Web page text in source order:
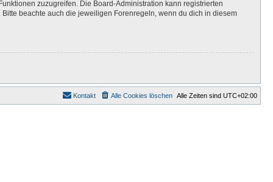
zuzugreifen. Die Board-Administration kann registrierten
beachte auch die jeweiligen Forenregeln, wenn du dich in diesem
Alle Zeiten sind UTC+02:00
Alle Cookies löschen
Kontakt